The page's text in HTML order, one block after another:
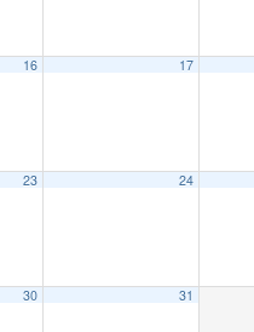
16 17
23 24
30 31